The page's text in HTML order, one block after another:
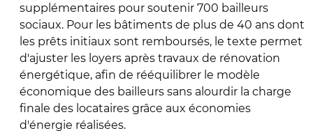
supplémentaires pour soutenir 700 bailleurs
sociaux. Pour les bâtiments de plus de 40 ans dont
les prêts initiaux sont remboursés, le texte permet
d'ajuster les loyers après travaux de rénovation
énergétique, afin de rééquilibrer le modèle
économique des bailleurs sans alourdir la charge
finale des locataires grâce aux économies
d'énergie réalisées.